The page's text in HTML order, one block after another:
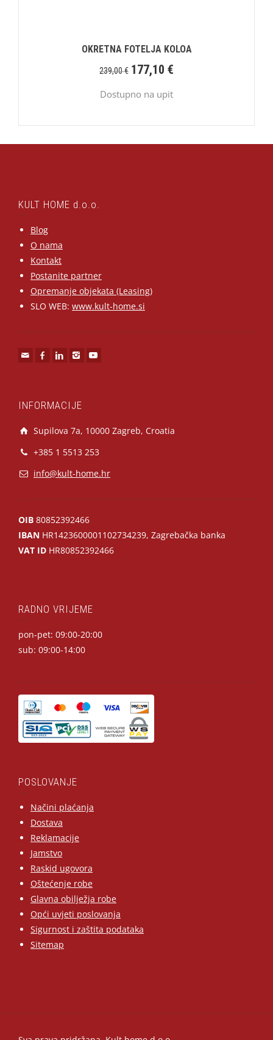
OKRETNA FOTELJA KOLOA
239,00€ 177,10 €
Dostupno na upit
KULT HOME d.o.o.
Blog
O nama
Kontakt
Postanite partner
Opremanje objekata (Leasing)
SLO WEB: www.kult-home.si
INFORMACIJE
Supilova 7a, 10000 Zagreb, Croatia
+385 1 5513 253
info@kult-home.hr
OIB 80852392466
IBAN HR1423600001102734239, Zagrebačka banka
VAT ID HR80852392466
RADNO VRIJEME
pon-pet: 09:00-20:00
sub: 09:00-14:00
POSLOVANJE
Načini plaćanja
Dostava
Reklamacije
Jamstvo
Raskid ugovora
Oštećenje robe
Glavna obilježja robe
Opći uvjeti poslovanja
Sigurnost i zaštita podataka
Sitemap